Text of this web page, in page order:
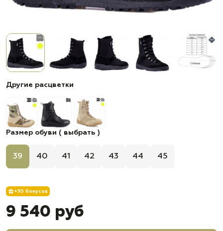
Другие расцветки
Размер обуви ( выбрать )
39 40 41 42 43 44 45
+95 бонусов
9 540 руб